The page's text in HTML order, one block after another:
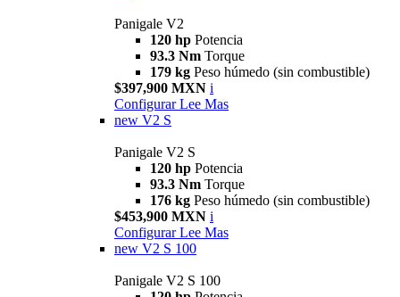
Panigale V2
120 hp Potencia
93.3 Nm Torque
179 kg Peso húmedo (sin combustible)
$397,900 MXN i
Configurar Lee Mas
new V2 S
Panigale V2 S
120 hp Potencia
93.3 Nm Torque
176 kg Peso húmedo (sin combustible)
$453,900 MXN i
Configurar Lee Mas
new V2 S 100
Panigale V2 S 100